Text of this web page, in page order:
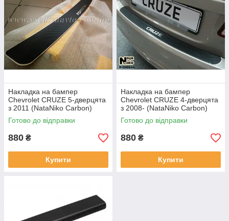
Накладка на бампер
Chevrolet CRUZE 5-дверцята
з 2011 (NataNiko Carbon)
Готово до відправки
880 ₴
Купити
Накладка на бампер
Chevrolet CRUZE 4-дверцята
з 2008- (NataNiko Carbon)
Готово до відправки
880 ₴
Купити